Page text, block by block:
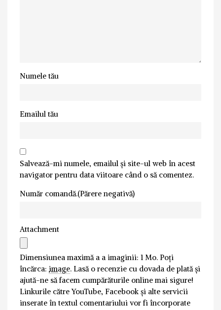
Numele tău
Emailul tău
Salvează-mi numele, emailul și site-ul web în acest
navigator pentru data viitoare când o să comentez.
Număr comandă.(Părere negativă)
Attachment
Dimensiunea maximă a a imaginii: 1 Mo. Poți
încărca: image. Lasă o recenzie cu dovada de plată și
ajută-ne să facem cumpărăturile online mai sigure!
Linkurile către YouTube, Facebook și alte servicii
inserate în textul comentariului vor fi încorporate